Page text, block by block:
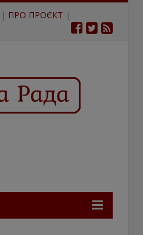
| ПРО ПРОЄКТ |